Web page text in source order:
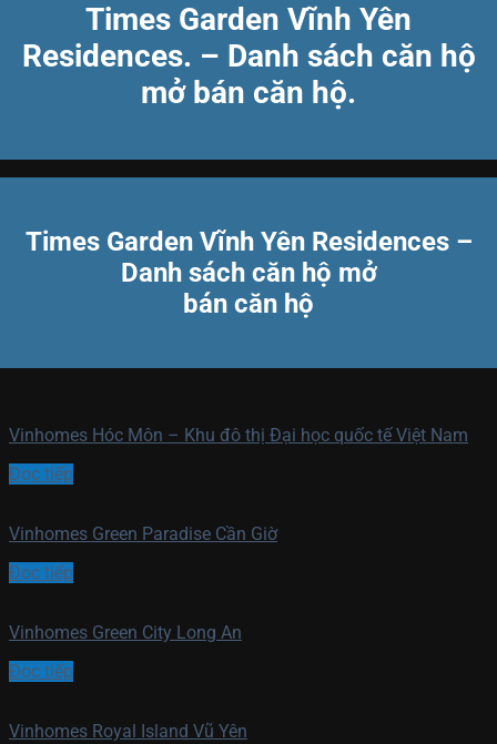
Times Garden Vĩnh Yên
Residences. – Danh sách căn hộ
mở bán căn hộ.
Times Garden Vĩnh Yên Residences –
Danh sách căn hộ mở
bán căn hộ
Vinhomes Hóc Môn – Khu đô thị Đại học quốc tế Việt Nam
Đọc tiếp
Vinhomes Green Paradise Cần Giờ
Đọc tiếp
Vinhomes Green City Long An
Đọc tiếp
Vinhomes Royal Island Vũ Yên